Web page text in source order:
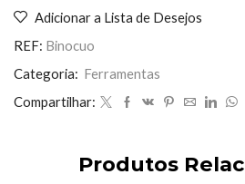
quantidade
Adicionar a Lista de Desejos
REF: Binocuo
Categoria: Ferramentas
Compartilhar:
Produtos